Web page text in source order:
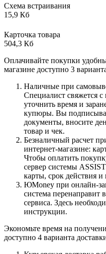
Схема встраивания
15,9 Кб
Карточка товара
504,3 Кб
Оплачивайте покупки
магазине доступно 3
Наличные при
Специалист свяжется
уточнить время и
купюры. Вы
документы, вносите
товар и чек.
Безналичный расчет
интернет-магазине:
Чтобы оплатить
сервер системы
карты, срок действия и
ЮMoney при онлайн-
система перенаправит
сервиса. Здесь
инструкции.
Экономьте время на
доступно 4 варианта